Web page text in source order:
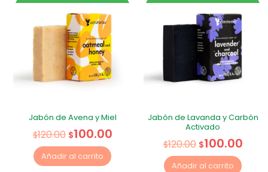
Jabón de Avena y Miel
$120.00 $100.00
Añadir al carrito
Jabón de Lavanda y Carbón
Activado
$120.00 $100.00
Añadir al carrito